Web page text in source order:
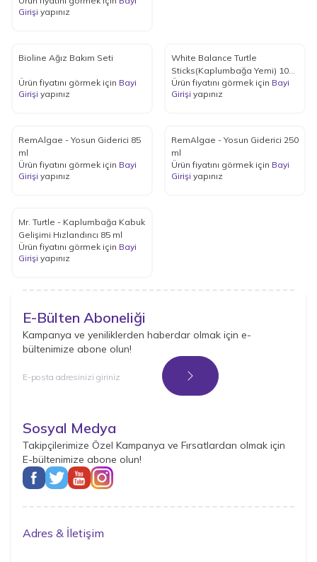
Girişi yapınız
Bioline Ağız Bakım Seti
Ürün fiyatını görmek için Bayi
Girişi yapınız
White Balance Turtle
Sticks(Kaplumbağa Yemi) 1000
ml
Ürün fiyatını görmek için Bayi
Girişi yapınız
RemAlgae - Yosun Giderici 85
ml
Ürün fiyatını görmek için Bayi
Girişi yapınız
RemAlgae - Yosun Giderici 250
ml
Ürün fiyatını görmek için Bayi
Girişi yapınız
Mr. Turtle - Kaplumbağa Kabuk
Gelişimi Hızlandırıcı 85 ml
Ürün fiyatını görmek için Bayi
Girişi yapınız
E-Bülten Aboneliği
Kampanya ve yeniliklerden haberdar olmak için e-
bültenimize abone olun!
Kayıt Ol
Sosyal Medya
Takipçilerimize Özel Kampanya ve Fırsatlardan olmak için
E-bültenimize abone olun!
Adres & İletişim